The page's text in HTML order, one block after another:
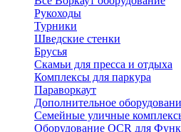
Рукоходы
Турники
Шведские стенки
Брусья
Скамьи для пресса и отдыха
Комплексы для паркура
Параворкаут
Дополнительное
Семейные уличные
Оборудование OCR для